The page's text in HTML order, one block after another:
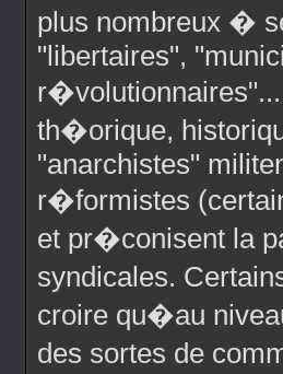
plus nombreux �
"libertaires",
th�orique,
"anarchistes"
r�formistes
et pr�conisent la
syndicales.
croire qu�au
des sortes de